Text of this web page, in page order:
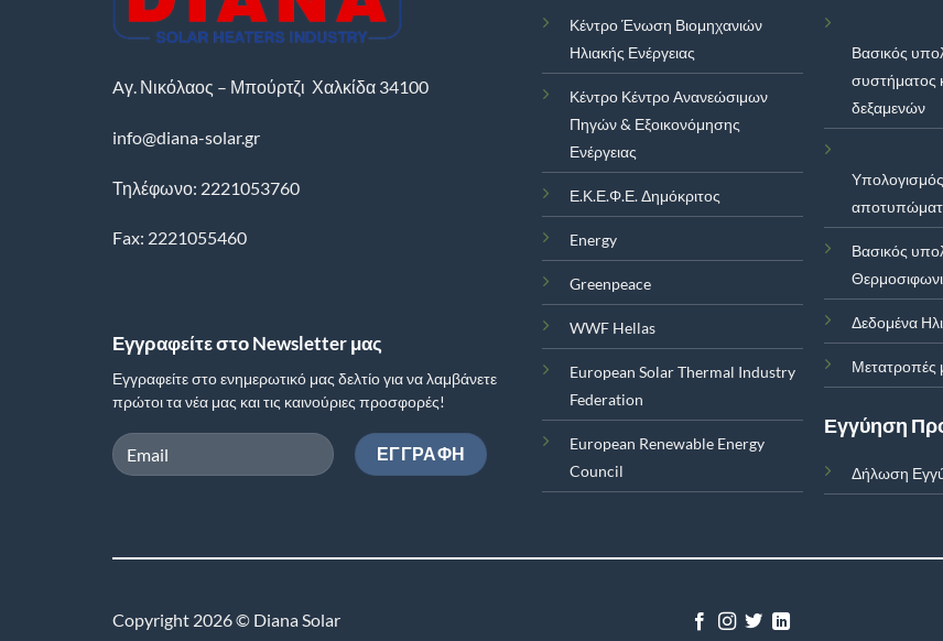
Aγ. Νικόλαος – Μπούρτζι Χαλκίδα 34100
info@diana-solar.gr
Τηλέφωνο: 2221053760
Fax: 2221055460
Εγγραφείτε στο Newsletter μας
Εγγραφείτε στο ενημερωτικό μας δελτίο για να λαμβάνετε
πρώτοι τα νέα μας και τις καινούριες προσφορές!
Κέντρο Ένωση Βιομηχανιών
Ηλιακής Ενέργειας
Κέντρο Κέντρο Ανανεώσιμων
Πηγών & Εξοικονόμησης
Ενέργειας
Ε.Κ.Ε.Φ.Ε. Δημόκριτος
Energy
Greenpeace
WWF Hellas
European Solar Thermal Industry
Federation
European Renewable Energy
Council
Βασικός
συστήματος
δεξαμενών
Υπολογισμός
Βασικός
Δεδομένα
Μετατροπές
Εγγύηση
Δήλωση
Copyright 2026 © Diana Solar